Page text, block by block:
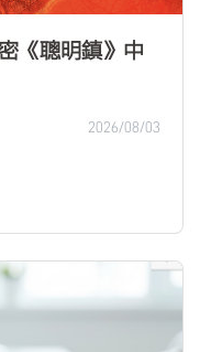
《聰明鎮》中
2026/08/03